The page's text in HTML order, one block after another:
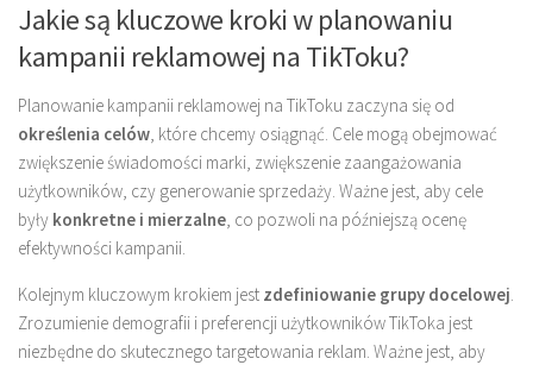
Jakie są kluczowe kroki w planowaniu
kampanii reklamowej na TikToku?
Planowanie kampanii reklamowej na TikToku zaczyna się od
określenia celów, które chcemy osiągnąć. Cele mogą obejmować
zwiększenie świadomości marki, zwiększenie zaangażowania
użytkowników, czy generowanie sprzedaży. Ważne jest, aby cele
były konkretne i mierzalne, co pozwoli na późniejszą ocenę
efektywności kampanii.
Kolejnym kluczowym krokiem jest zdefiniowanie grupy docelowej.
Zrozumienie demografii i preferencji użytkowników TikToka jest
niezbędne do skutecznego targetowania reklam. Ważne jest, aby